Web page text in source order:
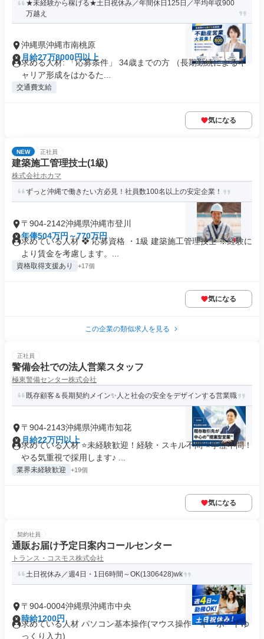
★未経験から稼げる★土日祝休み／年間休日125日／平均年収900
万越え
沖縄県沖縄市南桃原
月給27万8000円以上
求める人材: 「応募条件」 34歳までの方 （長期勤続によるキ
ャリア形成をはかるた...
交通費支給
気になる
NEW 正社員
建築施工管理技士(1級)
株式会社ホカマ
ずっと沖縄で働きたい方必見！社員数100名以上の安定企業！
〒904-2142沖縄県沖縄市登川
年俸504万円～770万円
求めている人材 ❖ 応募資格 ・1級 建築施工管理技士 ※経験に
より賃金を考慮します。...
資格取得支援あり +17個
気になる
この企業の類似求人を見る
正社員
警備会社での法人営業スタッフ
極東警備センター株式会社
既存顧客＆長期契約メイン✨人と社会の安全をデザインする営業職
〒904-2143沖縄県沖縄市知花
月給22万円以上
求めている人材 ⭐未経験歓迎！経験・スキル不問 ⭐学歴不問！
やる気重視で採用します♪ ...
業界未経験歓迎 +19個
気になる
契約社員
通販お届け予定日案内コールセンター
トランス・コスモス株式会社
土日祝休み／週4日・1日6時間～OK(1306428)wk
〒904-0004沖縄県沖縄市中央
時給1200円
求めている人材 パソコン基本操作(マウス操作・キーボードゆ
っくり入力)